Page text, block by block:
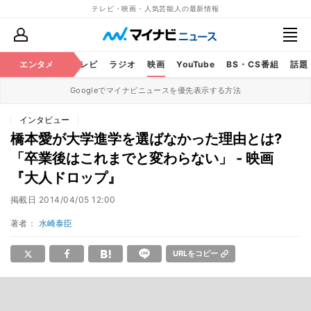
テレビ・映画・人気芸能人の最新情報
エンタメ
芸能 テレビ ラジオ 映画 YouTube BS・CS番組 話題
Googleでマイナビニュースを優先表示する方法
インタビュー
橋本愛が大学進学を選ばなかった理由とは?
「卒業後はこれまでと変わらない」 - 映画
『大人ドロップ』
掲載日 2014/04/05 12:00
著者： 水崎泰臣
URLをコピー